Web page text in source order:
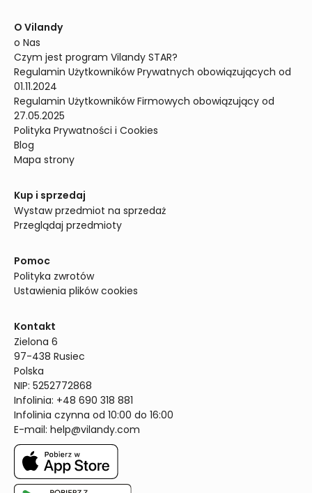
O Vilandy
o Nas
Czym jest program Vilandy STAR?
Regulamin Użytkowników Prywatnych obowiązujących od
01.11.2024
Regulamin Użytkowników Firmowych obowiązujący od
27.05.2025
Polityka Prywatności i Cookies
Blog
Mapa strony
Kup i sprzedaj
Wystaw przedmiot na sprzedaż
Przeglądaj przedmioty
Pomoc
Polityka zwrotów
Ustawienia plików cookies
Kontakt
Zielona 6
97-438 Rusiec
Polska
NIP: 5252772868
Infolinia: +48 690 318 881
Infolinia czynna od 10:00 do 16:00
E-mail: help@vilandy.com